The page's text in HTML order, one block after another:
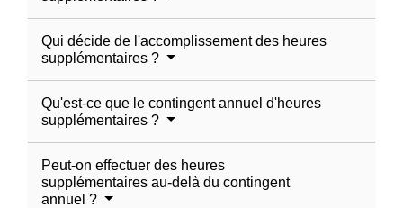
Qui décide de l'accomplissement des heures
supplémentaires ?
Qu'est-ce que le contingent annuel d'heures
supplémentaires ?
Peut-on effectuer des heures
supplémentaires au-delà du contingent
annuel ?